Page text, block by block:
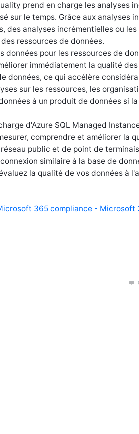
prend en charge les analyses
sur le temps. Grâce aux analyses
des analyses incrémentielles ou
ressources de données.
données pour les ressources de
immédiatement la qualité
données, ce qui accélère
sur les ressources, les
à un produit de données si
d'Azure SQL Managed
comprendre et améliorer la
public et de point de
similaire à la base de
la qualité de vos données à
365 compliance - Microsoft